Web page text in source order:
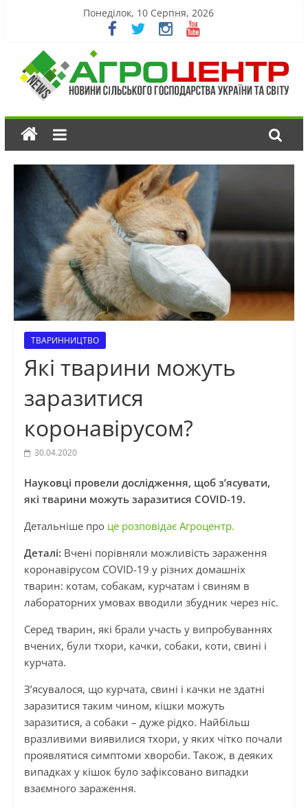
Понеділок, 10 Серпня, 2026
ТВАРИННИЦТВО
Які тварини можуть
заразитися
коронавірусом?
30.04.2020
Науковці провели дослідження, щоб з’ясувати,
які тварини можуть заразитися COVID-19.
Детальніше про це розповідає Агроцентр.
Деталі: Вчені порівняли можливість зараження
коронавірусом COVID-19 у різних домашніх
тварин: котам, собакам, курчатам і свиням в
лабораторних умовах вводили збудник через ніс.
Серед тварин, які брали участь у випробуваннях
вчених, були тхори, качки, собаки, коти, свині і
курчата.
З’ясувалося, що курчата, свині і качки не здатні
заразитися таким чином, кішки можуть
заразитися, а собаки – дуже рідко. Найбільш
вразливими виявилися тхори, у яких чітко почали
проявлятися симптоми хвороби. Також, в деяких
випадках у кішок було зафіксовано випадки
взаємного зараження.